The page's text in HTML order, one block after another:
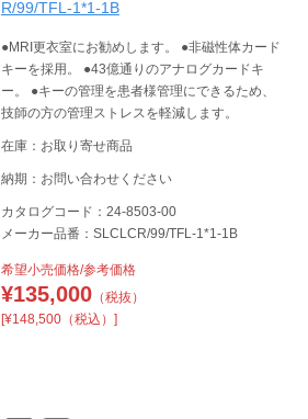
R/99/TFL-1*1-1B
●MRI更衣室にお勧めします。 ●非磁性体カード
キーを採用。 ●43億通りのアナログカードキ
ー。 ●キーの管理を患者様管理にできるため、
技師の方の管理ストレスを軽減します。
在庫：お取り寄せ商品
納期：お問い合わせください
カタログコード：24-8503-00
メーカー品番：SLCLCR/99/TFL-1*1-1B
希望小売価格/参考価格
¥135,000（税抜）
[¥148,500（税込）]